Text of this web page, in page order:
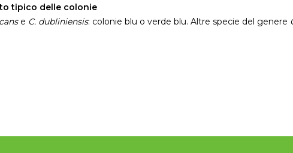
tipico delle colonie
e C. dubliniensis: colonie blu o verde blu. Altre specie del genere